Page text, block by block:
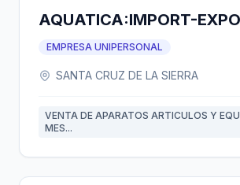
AQUATICA:IMPORT-
EMPRESA UNIPERSONAL
SANTA CRUZ DE LA SIERRA
VENTA DE APARATOS ARTICULOS Y
MES...